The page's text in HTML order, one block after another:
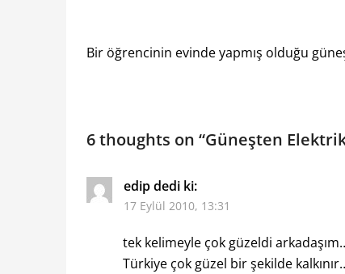
Bir öğrencinin evinde yapmış olduğu
6 thoughts on “Güneşten
edipdedi ki:
17 Eylül 2010, 13:31
tek kelimeyle çok güzeldi
Türkiye çok güzel bir şekilde